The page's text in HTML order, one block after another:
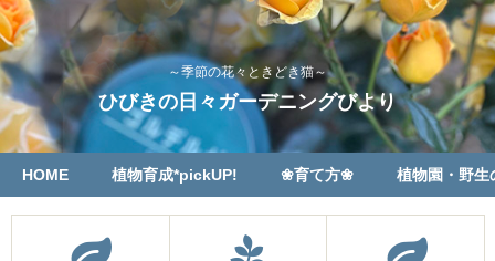
～季節の花々ときどき猫～
ひびきの日々ガーデニングびより
HOME 植物育成*pickUP! ❀育て方❀ 植物園・野生